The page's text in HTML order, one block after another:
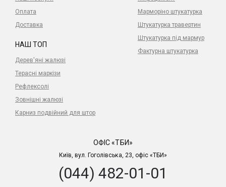
Оплата
Доставка
Марморіно штукатурка
Штукатурка травертин
Штукатурка під мармур
Фактурна штукатурка
НАШ ТОП
Дерев'яні жалюзі
Терасні маркізи
Рефлексолі
Зовнішні жалюзі
Карниз подвійний для штор
ОФІС «ТБИ»
Київ, вул. Гоголівська, 23, офіс «ТБИ»
(044) 482-01-01